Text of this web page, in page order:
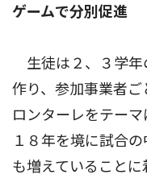
ゲームで分別促進
生徒は２、３学年
作り、参加事業者
ロンターレをテー
１８年を境に試合
も増えていること